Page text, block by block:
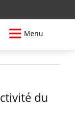
Menu
du